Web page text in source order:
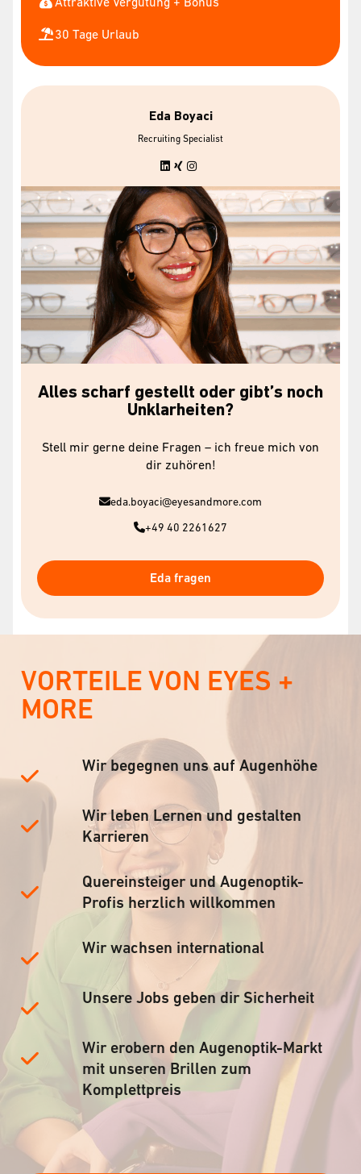
30 Tage Urlaub
Eda Boyaci
Recruiting Specialist
Alles scharf gestellt oder gibt’s noch
Unklarheiten?
Stell mir gerne deine Fragen – ich freue mich von
dir zuhören!
eda.boyaci@eyesandmore.com
+49 40 2261627
Eda fragen
VORTEILE VON EYES +
MORE
Wir begegnen uns auf Augenhöhe
Wir leben Lernen und gestalten
Karrieren
Quereinsteiger und Augenoptik-
Profis herzlich willkommen
Wir wachsen international
Unsere Jobs geben dir Sicherheit
Wir erobern den Augenoptik-Markt
mit unseren Brillen zum
Komplettpreis